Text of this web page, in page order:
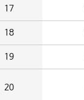
17
18
19
20